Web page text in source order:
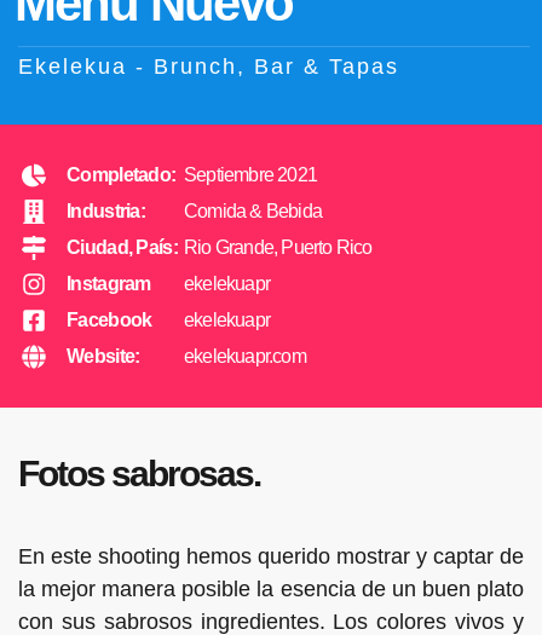
Ekelekua - Brunch, Bar & Tapas
Completado:
Industria:
Ciudad, País:
Instagram
Facebook
Website:
Septiembre 2021
Comida & Bebida
Rio Grande, Puerto Rico
ekelekuapr
ekelekuapr
ekelekuapr.com
Fotos sabrosas.
En este shooting hemos querido mostrar y captar de
la mejor manera posible la esencia de un buen plato
con sus sabrosos ingredientes. Los colores vivos y